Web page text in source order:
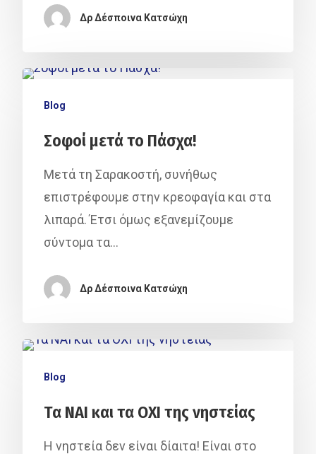
Hit enter to search or ESC to close
Δρ Δέσποινα Κατσώχη
Blog
Σοφοί μετά το Πάσχα!
Μετά τη Σαρακοστή, συνήθως
επιστρέφουμε στην κρεοφαγία και στα
λιπαρά. Έτσι όμως εξανεμίζουμε
σύντομα τα…
Δρ Δέσποινα Κατσώχη
Blog
Τα ΝΑΙ και τα ΟΧΙ της νηστείας
Η νηστεία δεν είναι δίαιτα! Είναι στο